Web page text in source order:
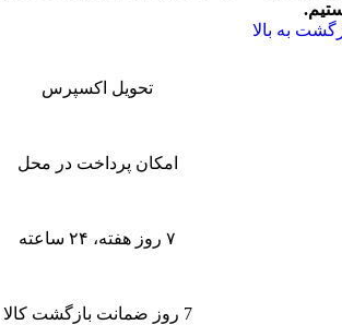
به بالا
تحویل اکسپرس
امکان پرداخت در محل
۷ روز هفته، ۲۴ ساعته
7 روز ضمانت بازگشت کالا